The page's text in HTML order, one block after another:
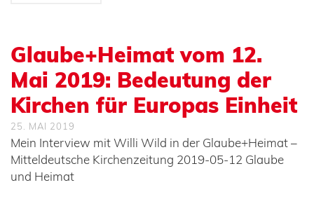
Glaube+Heimat vom 12.
Mai 2019: Bedeutung der
Kirchen für Europas Einheit
25. MAI 2019
Mein Interview mit Willi Wild in der Glaube+Heimat –
Mitteldeutsche Kirchenzeitung 2019-05-12 Glaube
und Heimat